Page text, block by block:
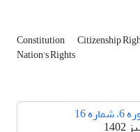
Constitution Citizenship
Nation's Rights
16